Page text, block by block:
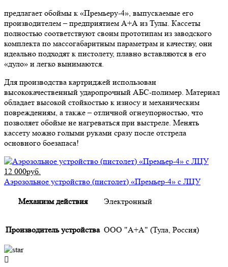
предлагает обоймы к «Премьеру-4», выпускаемые его
производителем – предприятием А+А из Тулы. Кассеты
полностью соответствуют своим прототипам из заводского
комплекта по массогабаритным параметрам и качеству, они
идеально подходят к пистолету, плавно вставляются в его
«дуло» и легко вынимаются.
Для производства картриджей использован
высококачественный ударопрочный АБС-полимер. Материал
обладает высокой стойкостью к износу и механическим
повреждениям, а также – отличной огнеупорностью, что
позволяет обойме не нагреваться при выстреле. Менять
кассету можно голыми руками сразу после отстрела
основного боезапаса!
12 000руб.
Аэрозольное устройство (пистолет) «Премьер-4» с ЛЦУ
Механизм действия Электронный
Производитель устройства ООО "А+А" (Тула, Россия)